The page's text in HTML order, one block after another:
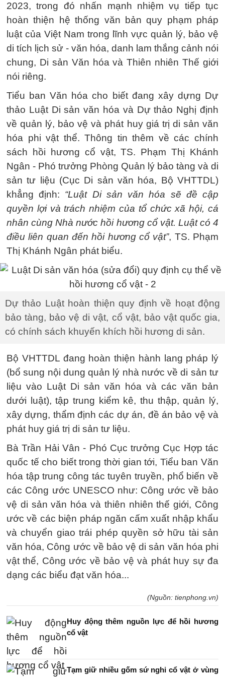
2023, trong đó nhấn mạnh nhiệm vụ tiếp tục
hoàn thiện hệ thống văn bản quy phạm pháp
luật của Việt Nam trong lĩnh vực quản lý, bảo vệ
di tích lịch sử - văn hóa, danh lam thắng cảnh nói
chung, Di sản Văn hóa và Thiên nhiên Thế giới
nói riêng.
Tiểu ban Văn hóa cho biết đang xây dựng Dự
thảo Luật Di sản văn hóa và Dự thảo Nghị định
về quản lý, bảo vệ và phát huy giá trị di sản văn
hóa phi vật thể. Thông tin thêm về các chính
sách hồi hương cổ vật, TS. Phạm Thị Khánh
Ngân - Phó trưởng Phòng Quản lý bảo tàng và di
sản tư liệu (Cục Di sản văn hóa, Bộ VHTTDL)
khẳng định: “Luật Di sản văn hóa sẽ đề cập
quyền lợi và trách nhiệm của tổ chức xã hội, cá
nhân cùng Nhà nước hồi hương cổ vật. Luật có 4
điều liên quan đến hồi hương cổ vật”, TS. Phạm
Thị Khánh Ngân phát biểu.
Dự thảo Luật hoàn thiện quy định về hoạt động
bảo tàng, bảo vệ di vật, cổ vật, bảo vật quốc gia,
có chính sách khuyến khích hồi hương di sản.
Bộ VHTTDL đang hoàn thiện hành lang pháp lý
(bổ sung nội dung quản lý nhà nước về di sản tư
liệu vào Luật Di sản văn hóa và các văn bản
dưới luật), tập trung kiểm kê, thu thập, quản lý,
xây dựng, thẩm định các dự án, đề án bảo vệ và
phát huy giá trị di sản tư liệu.
Bà Trần Hải Vân - Phó Cục trưởng Cục Hợp tác
quốc tế cho biết trong thời gian tới, Tiểu ban Văn
hóa tập trung công tác tuyên truyền, phổ biến về
các Công ước UNESCO như: Công ước về bảo
vệ di sản văn hóa và thiên nhiên thế giới, Công
ước về các biện pháp ngăn cấm xuất nhập khẩu
và chuyển giao trái phép quyền sở hữu tài sản
văn hóa, Công ước về bảo vệ di sản văn hóa phi
vật thể, Công ước về bảo vệ và phát huy sự đa
dạng các biểu đạt văn hóa...
(Nguồn: tienphong.vn)
Huy động thêm nguồn lực để hồi hương
cổ vật
Tạm giữ nhiều gốm sứ nghi cổ vật ở vùng